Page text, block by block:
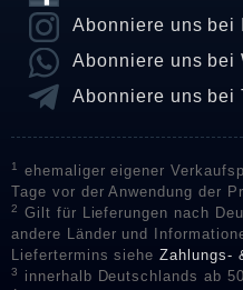
Abonniere uns bei
Abonniere uns bei
Abonniere uns bei
1
ehemaliger eigener
Tage vor der Anwendung der
2
Gilt für Lieferungen nach
andere Länder und
Liefertermins sieheZahlungs-
3 innerhalb Deutschlands ab